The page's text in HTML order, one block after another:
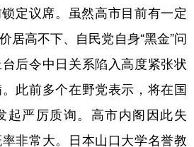
Français عربى
日本語 한국어
议席。虽然高市目前有一定
居高不下、自民党自身“黑金”问
后令中日关系陷入高度紧张状
此前多个在野党表示，将在国
起严厉质询。高市内阁因此失
非常大。日本山口大学名誉教